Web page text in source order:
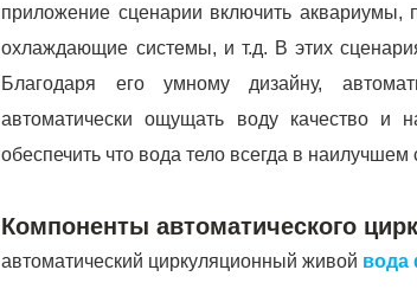
приложение сценарии включить
охлаждающие системы, и т.д. В этих
Благодаря его умному дизайну,
автоматически ощущать воду качество и
обеспечить что вода тело всегда в наилучшем
Компоненты автоматического
автоматический циркуляционный живой вода